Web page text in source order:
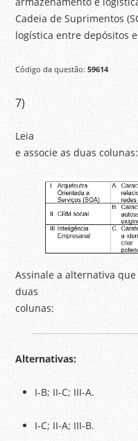
Cadeia de Suprimentos
logística entre depósitos
Código da questão:59614
7)
Leia
e associe as duas colunas:
Assinale a alternativa
duas
colunas:
Alternativas:
I-B; II-C; III-A.
I-C; II-A; III-B.